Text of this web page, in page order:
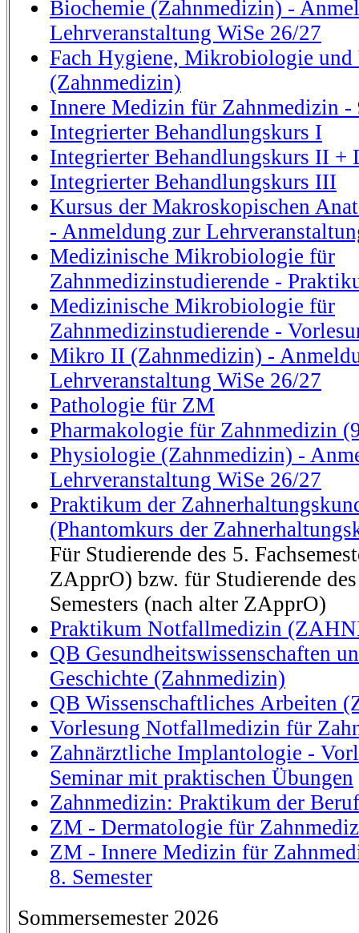
Biochemie (Zahnmedizin) -
Lehrveranstaltung WiSe 26/27
Fach Hygiene, Mikrobiologie
(Zahnmedizin)
Innere Medizin für Zahnmedizin -
Integrierter Behandlungskurs I
Integrierter Behandlungskurs II +
Integrierter Behandlungskurs III
Kursus der Makroskopischen
- Anmeldung zur
Medizinische Mikrobiologie für
Zahnmedizinstudierende -
Medizinische Mikrobiologie für
Zahnmedizinstudierende -
Mikro II (Zahnmedizin) -
Lehrveranstaltung WiSe 26/27
Pathologie für ZM
Pharmakologie für Zahnmedizin
Physiologie (Zahnmedizin) -
Lehrveranstaltung WiSe 26/27
Praktikum der
(Phantomkurs der
Für Studierende des 5.
ZApprO) bzw. für Studierende
Semesters (nach alter ZApprO)
Praktikum Notfallmedizin
QB Gesundheitswissenschaften
Geschichte (Zahnmedizin)
QB Wissenschaftliches Arbeiten
Vorlesung Notfallmedizin für
Zahnärztliche Implantologie -
Seminar mit praktischen Übungen
Zahnmedizin: Praktikum der
ZM - Dermatologie für
ZM - Innere Medizin für
8. Semester
Sommersemester 2026